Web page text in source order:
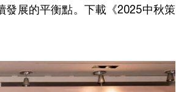
展的平衡點。下載《2025中秋策